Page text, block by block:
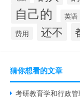
自己的 英语
费用 还不
猜你想看的文章
考研教育学和行政